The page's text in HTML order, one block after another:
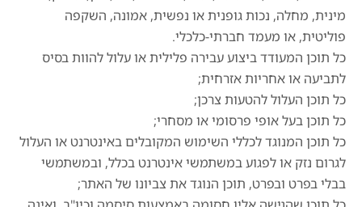
מינית, מחלה, נכות גופנית או נפשית, אמונה, השקפה
פוליטית, או מעמד חברתי-כלכלי.
כל תוכן המעודד ביצוע עבירה פלילית או עלול להוות בסיס
לתביעה או אחריות אזרחית;
כל תוכן העלול להטעות צרכן;
כל תוכן בעל אופי פרסומי או מסחרי;
כל תוכן המנוגד לכללי השימוש המקובלים באינטרנט או העלול
לגרום נזק או לפגוע במשתמשי אינטרנט בכלל, ובמשתמשי
בבלי בפרט ובפרט, תוכן הנוגד את צביונו של האתר;